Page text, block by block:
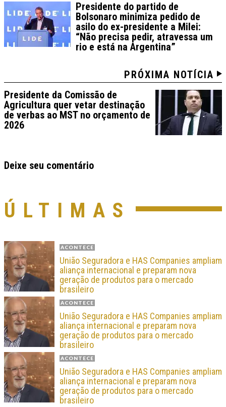
Presidente do partido de
Bolsonaro minimiza pedido de
asilo do ex-presidente a Milei:
“Não precisa pedir, atravessa um
rio e está na Argentina”
PRÓXIMA NOTÍCIA
Presidente da Comissão de
Agricultura quer vetar destinação
de verbas ao MST no orçamento de
2026
Deixe seu comentário
ÚLTIMAS
ACONTECE
União Seguradora e HAS Companies ampliam
aliança internacional e preparam nova
geração de produtos para o mercado
brasileiro
ACONTECE
União Seguradora e HAS Companies ampliam
aliança internacional e preparam nova
geração de produtos para o mercado
brasileiro
ACONTECE
União Seguradora e HAS Companies ampliam
aliança internacional e preparam nova
geração de produtos para o mercado
brasileiro